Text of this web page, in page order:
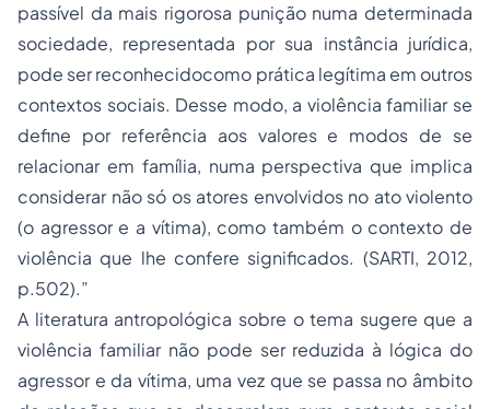
passível da mais rigorosa punição numa determinada
sociedade, representada por sua instância jurídica,
pode ser reconhecidocomo prática legítima em outros
contextos sociais. Desse modo, a violência familiar se
define por referência aos valores e modos de se
relacionar em família, numa perspectiva que implica
considerar não só os atores envolvidos no ato violento
(o agressor e a vítima), como também o contexto de
violência que lhe confere significados. (SARTI, 2012,
p.502).”
A literatura antropológica sobre o tema sugere que a
violência familiar não pode ser reduzida à lógica do
agressor e da vítima, uma vez que se passa no âmbito